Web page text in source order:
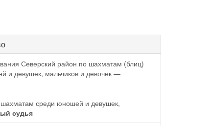
Северский район по шахматам (блиц)
и девушек, мальчиков и девочек —
среди юношей и девушек,
судья